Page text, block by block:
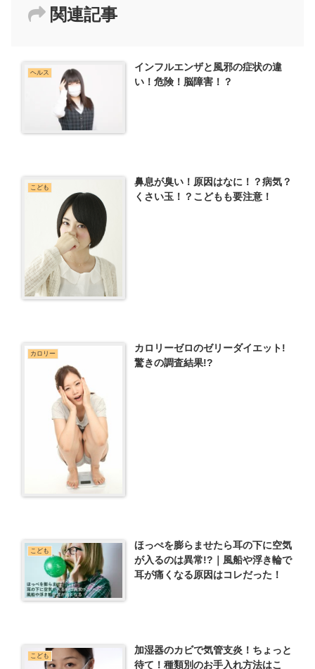
関連記事
ヘルス
インフルエンザと風邪の症状の違
い！危険！脳障害！？
こども
鼻息が臭い！原因はなに！？病気？
くさい玉！？こどもも要注意！
カロリー
カロリーゼロのゼリーダイエット!
驚きの調査結果!?
こども
ほっぺを膨らませたら耳の下に空気
が入るのは異常!?｜風船や浮き輪で
耳が痛くなる原因はコレだった！
こども
加湿器のカビで気管支炎！ちょっと
待て！種類別のお手入れ方法はこ